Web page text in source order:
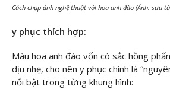
Cách chụp ảnh nghệ thuật với hoa anh đào (Ảnh: sưu
y phục thích hợp:
Màu hoa anh đào vốn có sắc hồng
dịu nhẹ, cho nên y phục chính là
nổi bật trong từng khung hình: